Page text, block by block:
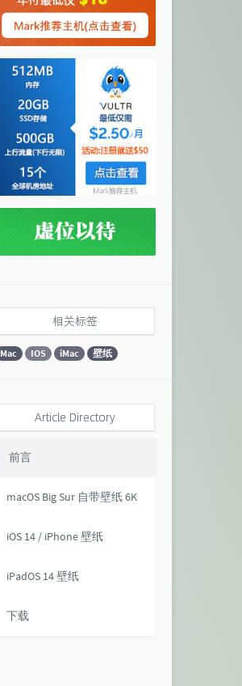
相关标签
Mac IOS iMac 壁纸
Article Directory
前言
macOS Big Sur 自带壁纸 6K
iOS 14 / iPhone 壁纸
iPadOS 14 壁纸
下载